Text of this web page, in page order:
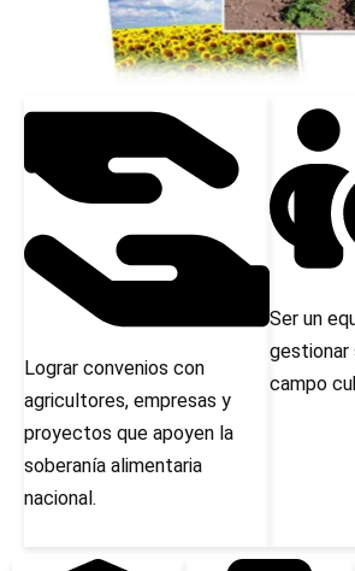
Lograr convenios con
agricultores, empresas y
proyectos que apoyen la
soberanía alimentaria
nacional.
Ser un
gestionar
campo